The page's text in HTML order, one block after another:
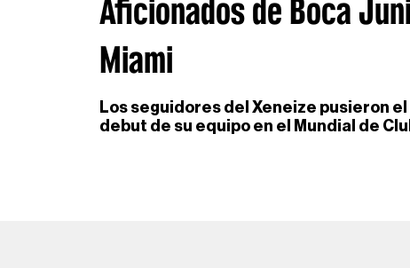
Aficionados de Boca
Miami
Los seguidores del Xeneize pusieron
debut de su equipo en el Mundial de